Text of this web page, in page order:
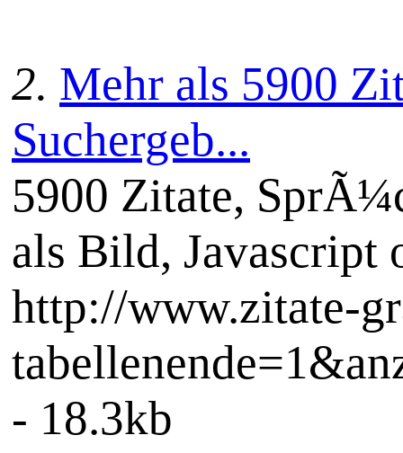
2. Mehr als 5900
Suchergeb...
5900 Zitate,
als Bild, Javascript
http://www.zitate-
- 18.3kb